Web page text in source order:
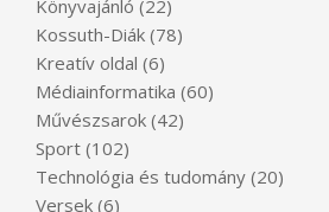
Könyvajánló (22)
Kossuth-Diák (78)
Kreatív oldal (6)
Médiainformatika (60)
Művészsarok (42)
Sport (102)
Technológia és tudomány (20)
Versek (6)